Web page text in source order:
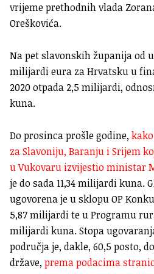
vrijeme prethodnih vlada
Oreškovića.
Na pet slavonskih županija od
milijardi eura za Hrvatsku u
2020 otpada 2,5 milijardi,
kuna.
Do prosinca prošle godine,
za Slavoniju, Baranju i Srijem
u Vukovaru izvijestio ministar
je do sada 11,34 milijardi kuna.
ugovorena je u sklopu OP
5,87 milijardi te u Programu
milijardi kuna. Stopa
područja je, dakle, 60,5 posto,
države, prema podacima